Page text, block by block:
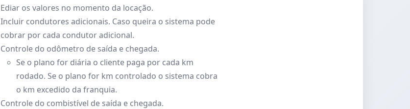
Ediar os valores no momento da locação.
Incluir condutores adicionais. Caso queira o sistema pode
cobrar por cada condutor adicional.
Controle do odômetro de saída e chegada.
Se o plano for diária o cliente paga por cada km
rodado. Se o plano for km controlado o sistema cobra
o km excedido da franquia.
Controle do combistível de saída e chegada.